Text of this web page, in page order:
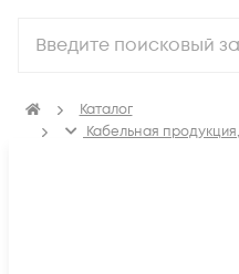
Каталог
Кабельная